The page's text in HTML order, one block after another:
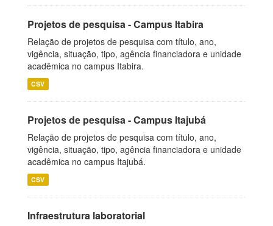
Projetos de pesquisa - Campus Itabira
Relação de projetos de pesquisa com título, ano,
vigência, situação, tipo, agência financiadora e unidade
acadêmica no campus Itabira.
CSV
Projetos de pesquisa - Campus Itajubá
Relação de projetos de pesquisa com título, ano,
vigência, situação, tipo, agência financiadora e unidade
acadêmica no campus Itajubá.
CSV
Infraestrutura laboratorial